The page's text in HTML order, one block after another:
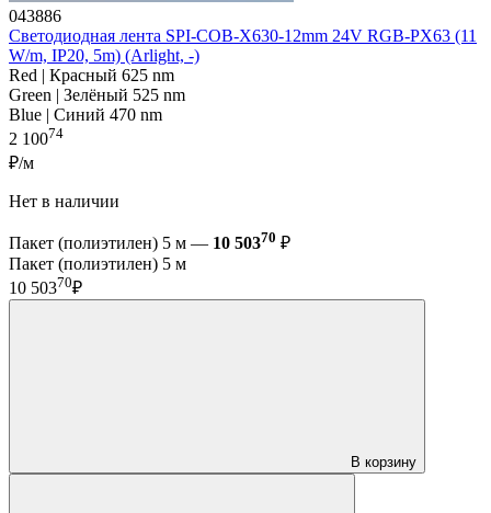
043886
Светодиодная лента SPI-COB-X630-12mm 24V RGB-PX63 (11
W/m, IP20, 5m) (Arlight, -)
Red | Красный 625 nm
Green | Зелёный 525 nm
Blue | Синий 470 nm
2 10074
₽/м
Нет в наличии
Пакет (полиэтилен) 5 м — 10 50370 ₽
Пакет (полиэтилен) 5 м
10 50370₽
В корзину